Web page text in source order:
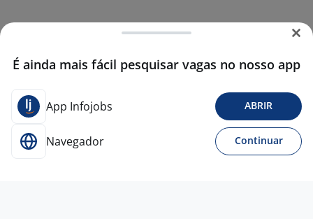
É ainda mais fácil pesquisar vagas no nosso app
App Infojobs ABRIR
Navegador Continuar